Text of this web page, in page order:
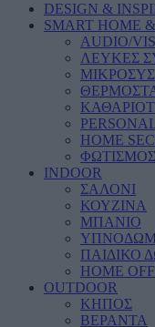
DESIGN &
SMART HOME
AUDIO/
ΛΕΥΚΕΣ
HOME
ΦΩΤΙΣΜΟΣ
INDOOR
ΣΑΛΟΝΙ
ΚΟΥΖΙΝΑ
ΜΠΑΝΙΟ
ΠΑΙΔΙΚΟ
HOME
OUTDOOR
ΚΗΠΟΣ
ΒΕΡΑΝΤΑ